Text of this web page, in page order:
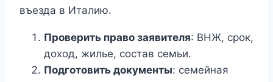
въезда в Италию.
Проверить право заявителя: ВНЖ, срок,
доход, жилье, состав семьи.
Подготовить документы: семейная